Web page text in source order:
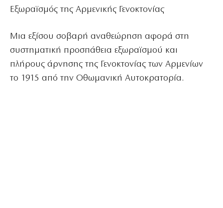
Εξωραϊσμός της Αρμενικής Γενοκτονίας
Μια εξίσου σοβαρή αναθεώρηση αφορά στη
συστηματική προσπάθεια εξωραϊσμού και
πλήρους άρνησης της Γενοκτονίας των Αρμενίων
το 1915 από την Οθωμανική Αυτοκρατορία.